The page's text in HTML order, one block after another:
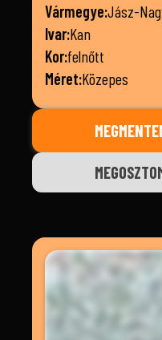
Vármegye:Jász-
Ivar:Kan
Kor:felnőtt
Méret:Közepes